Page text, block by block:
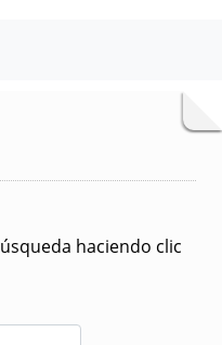
haciendo clic